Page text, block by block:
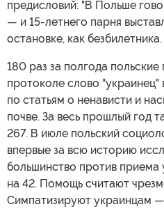
предисловий: "В Польше
— и 15-летнего парня
остановке, как безбилетника.
180 раз за полгода
протоколе слово
по статьям о ненависти и
почве. За весь прошлый год
267. В июле польский
впервые за всю историю
большинство против приема
на 42. Помощь считают
Симпатизируют украинцам